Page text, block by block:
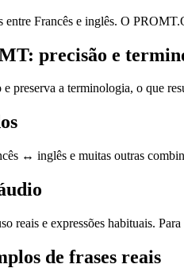
entre Francês e inglês. O
precisão e
a terminologia, o que
↔ inglês e muitas outras
reais e expressões habituais.
de frases reais